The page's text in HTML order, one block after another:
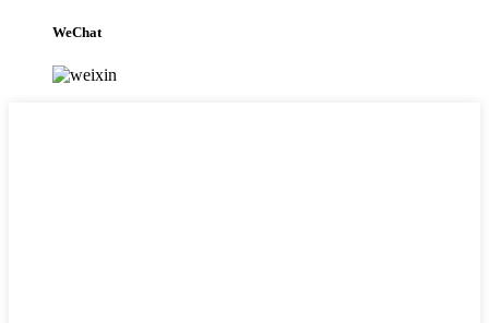
WeChat